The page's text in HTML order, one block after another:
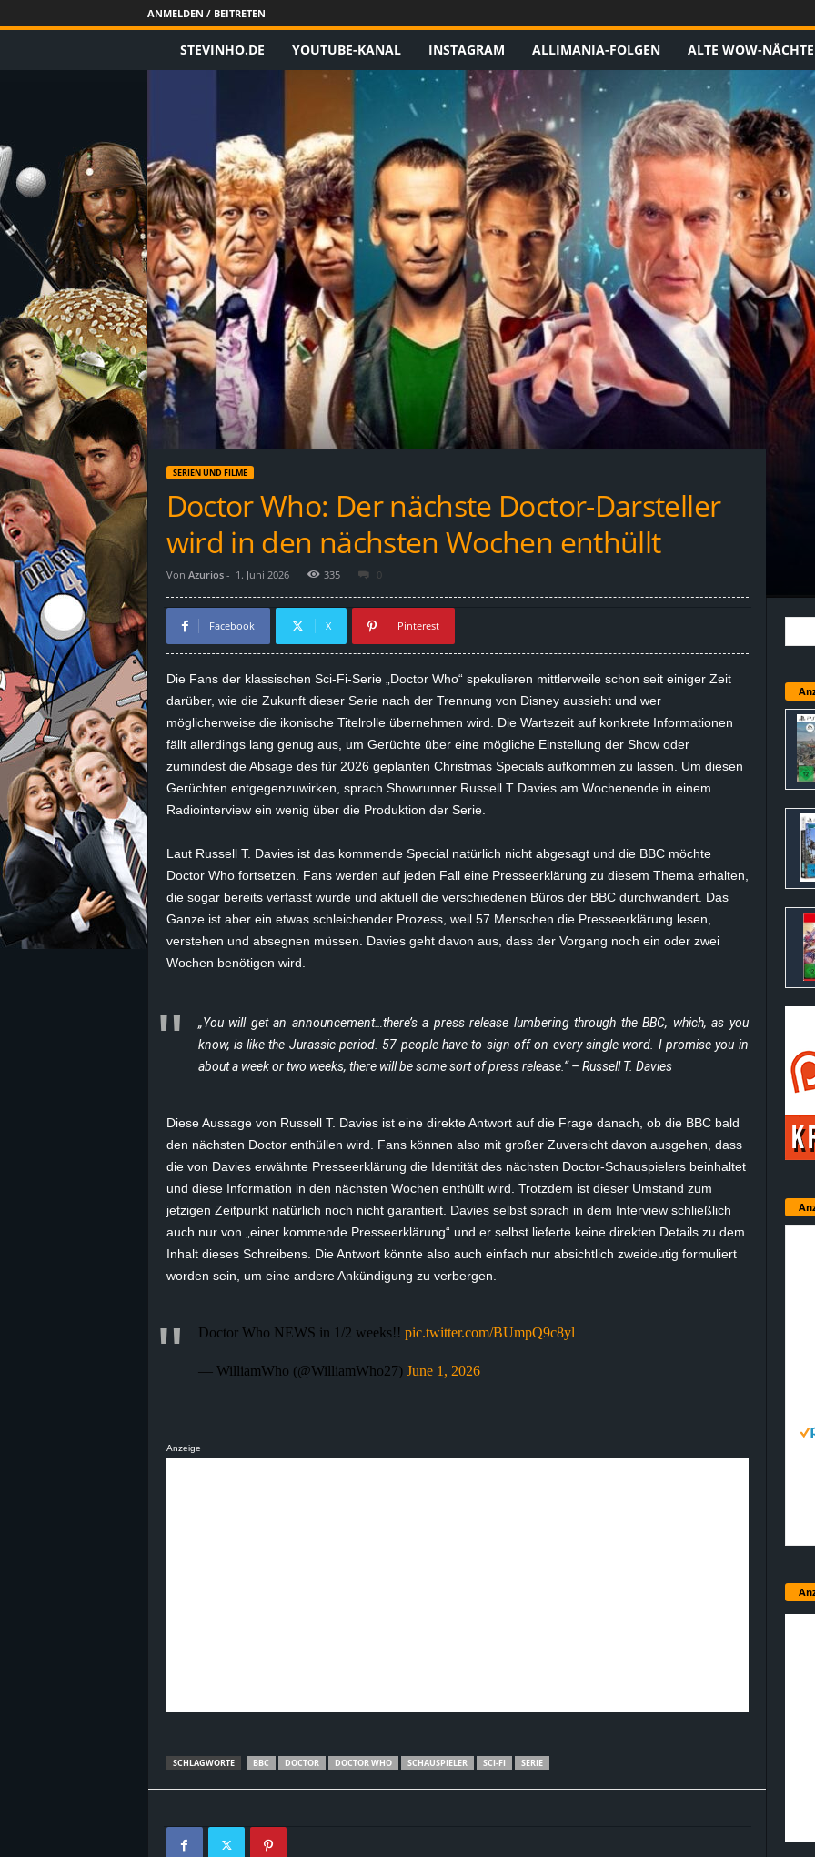
ANMELDEN / BEITRETEN
v
i
n
h
o
.
d
i
n
s
g
e
z
e
c
t
e
r
B
o
STEVINHO.DE YOUTUBE-KANAL INSTAGRAM ALLIMANIA-FOLGEN ALTE WOW-NÄCHTE
SERIEN UND FILME
Doctor Who: Der nächste Doctor-Darsteller
wird in den nächsten Wochen enthüllt
Von Azurios- 1. Juni 2026 335 0
Facebook X Pinterest
Die Fans der klassischen Sci-Fi-Serie „Doctor Who“ spekulieren mittlerweile schon seit einiger Zeit
darüber, wie die Zukunft dieser Serie nach der Trennung von Disney aussieht und wer
möglicherweise die ikonische Titelrolle übernehmen wird. Die Wartezeit auf konkrete Informationen
fällt allerdings lang genug aus, um Gerüchte über eine mögliche Einstellung der Show oder
zumindest die Absage des für 2026 geplanten Christmas Specials aufkommen zu lassen. Um diesen
Gerüchten entgegenzuwirken, sprach Showrunner Russell T Davies am Wochenende in einem
Radiointerview ein wenig über die Produktion der Serie.
Laut Russell T. Davies ist das kommende Special natürlich nicht abgesagt und die BBC möchte
Doctor Who fortsetzen. Fans werden auf jeden Fall eine Presseerklärung zu diesem Thema erhalten,
die sogar bereits verfasst wurde und aktuell die verschiedenen Büros der BBC durchwandert. Das
Ganze ist aber ein etwas schleichender Prozess, weil 57 Menschen die Presseerklärung lesen,
verstehen und absegnen müssen. Davies geht davon aus, dass der Vorgang noch ein oder zwei
Wochen benötigen wird.
„You will get an announcement…there’s a press release lumbering through the BBC, which, as you
know, is like the Jurassic period. 57 people have to sign off on every single word. I promise you in
about a week or two weeks, there will be some sort of press release.“ – Russell T. Davies
Diese Aussage von Russell T. Davies ist eine direkte Antwort auf die Frage danach, ob die BBC bald
den nächsten Doctor enthüllen wird. Fans können also mit großer Zuversicht davon ausgehen, dass
die von Davies erwähnte Presseerklärung die Identität des nächsten Doctor-Schauspielers beinhaltet
und diese Information in den nächsten Wochen enthüllt wird. Trotzdem ist dieser Umstand zum
jetzigen Zeitpunkt natürlich noch nicht garantiert. Davies selbst sprach in dem Interview schließlich
auch nur von „einer kommende Presseerklärung“ und er selbst lieferte keine direkten Details zu dem
Inhalt dieses Schreibens. Die Antwort könnte also auch einfach nur absichtlich zweideutig formuliert
worden sein, um eine andere Ankündigung zu verbergen.
Doctor Who NEWS in 1/2 weeks!! pic.twitter.com/BUmpQ9c8yl
— WilliamWho (@WilliamWho27) June 1, 2026
Anzeige
SCHLAGWORTE BBC DOCTOR DOCTOR WHO SCHAUSPIELER SCI-FI SERIE